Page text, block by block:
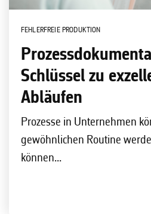
FEHLERFREIE PRODUKTION
Schlüssel zu
Abläufen
Prozesse in Unternehmen
gewöhnlichen Routine
können...